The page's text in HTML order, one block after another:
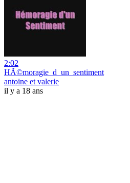
2:02
HÃ©moragie_d_un_sentiment
antoine et valerie
il y a 18 ans